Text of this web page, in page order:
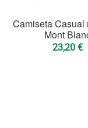
Camiseta Casual
Mont
23,20 €